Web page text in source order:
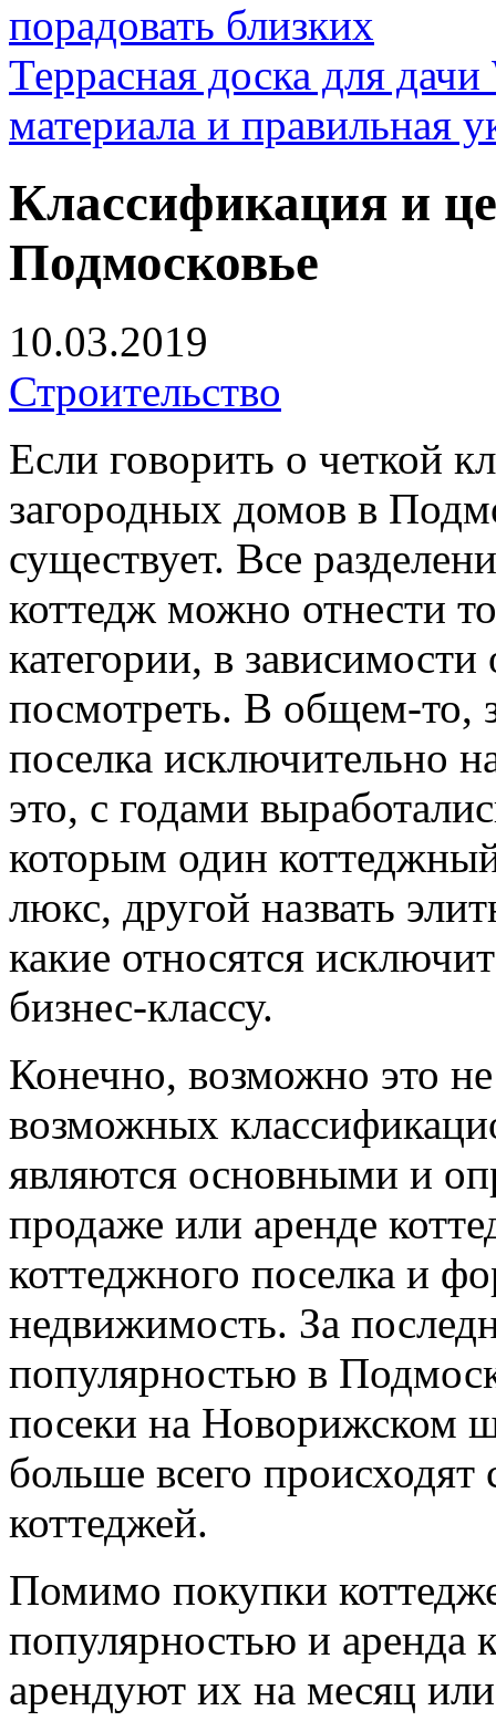
порадовать близких
Террасная доска для
материала и правильная
Классификация и
Подмосковье
10.03.2019
Строительство
Если говорить о четкой
загородных домов в
существует. Все
коттедж можно отнести
категории, в
посмотреть. В общем-то,
поселка исключительно
это, с годами
которым один
люкс, другой назвать
какие относятся
бизнес-классу.
Конечно, возможно это
возможных
являются основными и
продаже или аренде
коттеджного поселка и
недвижимость. За
популярностью в
посеки на Новорижском
больше всего
коттеджей.
Помимо покупки
популярностью и аренда
арендуют их на месяц